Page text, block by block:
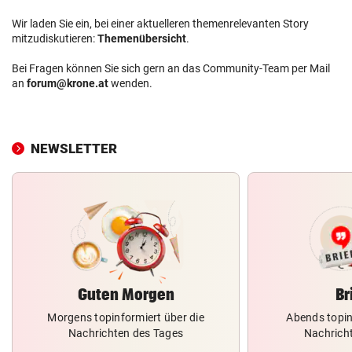
Wir laden Sie ein, bei einer aktuelleren themenrelevanten Story
mitzudiskutieren:Themenübersicht.
Bei Fragen können Sie sich gern an das Community-Team per Mail
an forum@krone.atwenden.
NEWSLETTER
Guten Morgen
Morgens topinformiert über die
Nachrichten des Tages
Abends